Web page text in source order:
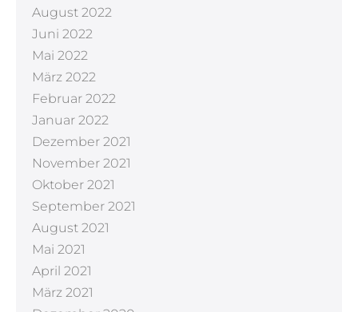
August 2022
Juni 2022
Mai 2022
März 2022
Februar 2022
Januar 2022
Dezember 2021
November 2021
Oktober 2021
September 2021
August 2021
Mai 2021
April 2021
März 2021